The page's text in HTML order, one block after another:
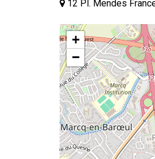
12 Pl. Mendes
+
−